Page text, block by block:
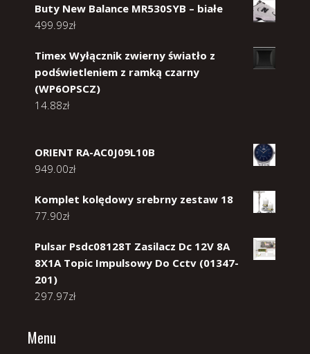
Buty New Balance MR530SYB – białe
499.99zł
Timex Wyłącznik zwierny światło z
podświetleniem z ramką czarny
(WP6OPSCZ)
14.88zł
ORIENT RA-AC0J09L10B
949.00zł
Komplet kolędowy srebrny zestaw 18
77.90zł
Pulsar Psdc08128T Zasilacz Dc 12V 8A
8X1A Topic Impulsowy Do Cctv (01347-
201)
297.97zł
Menu